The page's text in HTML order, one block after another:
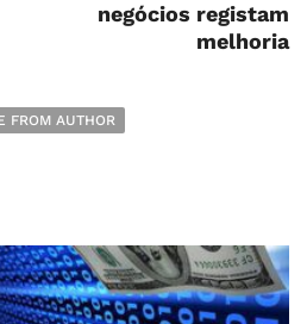
negócios registam
melhoria
FROM AUTHOR